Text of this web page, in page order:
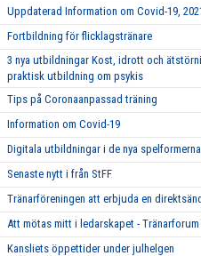
Uppdaterad Information om Covid-19,
Fortbildning för flicklagstränare
3 nya utbildningar Kost, idrott och
praktisk utbildning om psykis
Tips på Coronaanpassad träning
Information om Covid-19
Digitala utbildningar i de nya spelformerna
Senaste nytt i från StFF
Tränarföreningen att erbjuda en
Att mötas mitt i ledarskapet -
Kansliets öppettider under julhelgen